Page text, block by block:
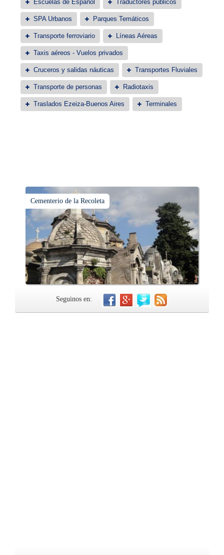
Escuelas de Español Traductores públicos
SPA Urbanos Parques Temáticos
Transporte ferroviario Líneas Aéreas
Taxis aéreos - Vuelos privados
Cruceros y salidas náuticas Transportes Fluviales
Transporte de personas Radiotaxis
Traslados Ezeiza-Buenos Aires Terminales
Cementerio de la Recoleta
Seguinos en: